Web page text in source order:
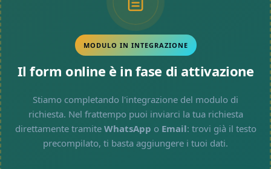
MODULO IN INTEGRAZIONE
Il form online è in fase di attivazione
Stiamo completando l'integrazione del modulo di
richiesta. Nel frattempo puoi inviarci la tua richiesta
direttamente tramite WhatsApp o Email: trovi già il testo
precompilato, ti basta aggiungere i tuoi dati.